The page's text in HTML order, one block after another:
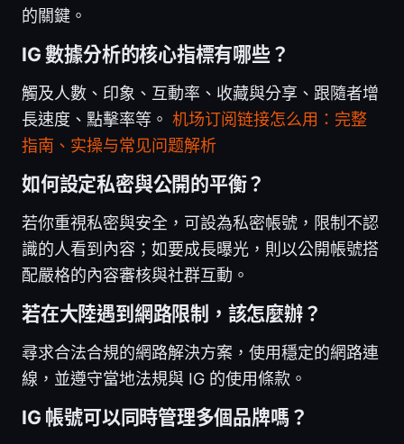
的關鍵。
IG 數據分析的核心指標有哪些？
觸及人數、印象、互動率、收藏與分享、跟隨者增
長速度、點擊率等。 机场订阅链接怎么用：完整
指南、实操与常见问题解析
如何設定私密與公開的平衡？
若你重視私密與安全，可設為私密帳號，限制不認
識的人看到內容；如要成長曝光，則以公開帳號搭
配嚴格的內容審核與社群互動。
若在大陸遇到網路限制，該怎麼辦？
尋求合法合規的網路解決方案，使用穩定的網路連
線，並遵守當地法規與 IG 的使用條款。
IG 帳號可以同時管理多個品牌嗎？